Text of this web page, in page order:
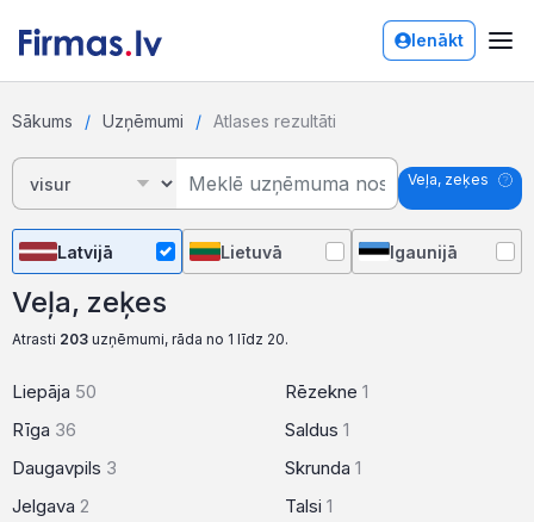
Ienākt
Sākums Uzņēmumi Atlases rezultāti
Veļa, zeķes
Latvijā Lietuvā Igaunijā
Veļa, zeķes
Atrasti 203 uzņēmumi, rāda no 1 līdz 20.
Liepāja 50
Rīga 36
Daugavpils 3
Jelgava 2
Rēzekne 1
Saldus 1
Skrunda 1
Talsi 1